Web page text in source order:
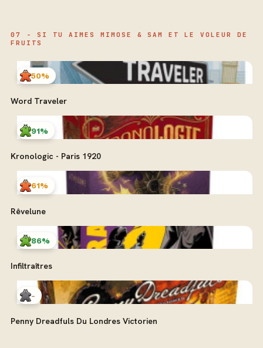
07 - SI TU AIMES MIMOSE & SAM ET LE VOLEUR DE
FRUITS
50%
Word Traveler
91%
Kronologic - Paris 1920
61%
Rêvelune
86%
Infiltraîtres
-
Penny Dreadfuls Du Londres Victorien